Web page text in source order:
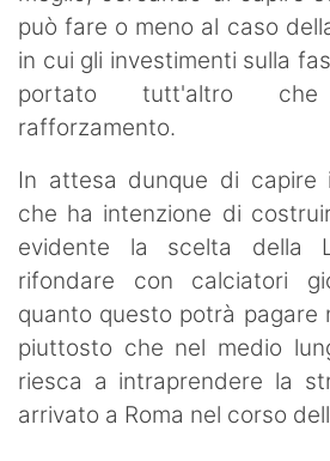
può fare o meno al caso
in cui gli investimenti sulla
portato tutt'altro
rafforzamento.
In attesa dunque di capire
che ha intenzione di
evidente la scelta della
rifondare con calciatori
quanto questo potrà pagare
piuttosto che nel medio
riesca a intraprendere la
arrivato a Roma nel corso